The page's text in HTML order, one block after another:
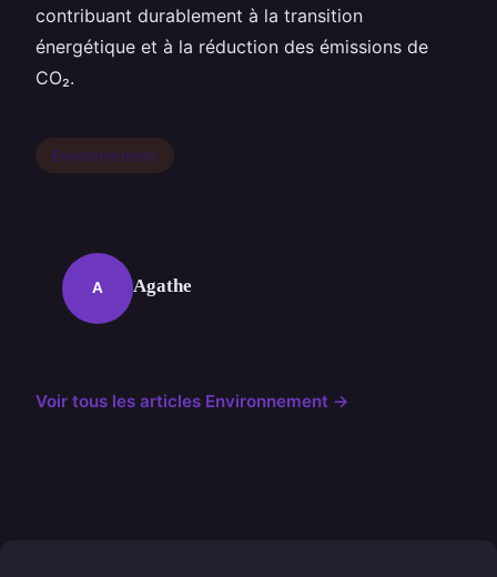
contribuant durablement à la transition
énergétique et à la réduction des émissions de
CO₂.
Environnement
A Agathe
Voir tous les articles Environnement →